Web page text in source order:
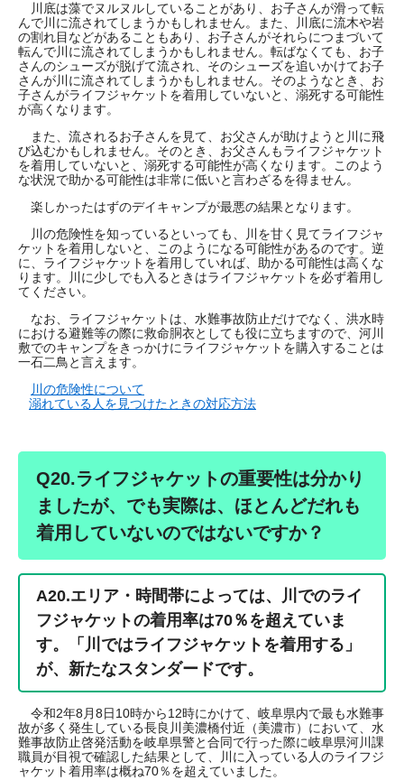
川底は藻でヌルヌルしていることがあり、お子さんが滑って転
んで川に流されてしまうかもしれません。また、川底に流木や岩
の割れ目などがあることもあり、お子さんがそれらにつまづいて
転んで川に流されてしまうかもしれません。転ばなくても、お子
さんのシューズが脱げて流され、そのシューズを追いかけてお子
さんが川に流されてしまうかもしれません。そのようなとき、お
子さんがライフジャケットを着用していないと、溺死する可能性
が高くなります。
また、流されるお子さんを見て、お父さんが助けようと川に飛
び込むかもしれません。そのとき、お父さんもライフジャケット
を着用していないと、溺死する可能性が高くなります。このよう
な状況で助かる可能性は非常に低いと言わざるを得ません。
楽しかったはずのデイキャンプが最悪の結果となります。
川の危険性を知っているといっても、川を甘く見てライフジャ
ケットを着用しないと、このようになる可能性があるのです。逆
に、ライフジャケットを着用していれば、助かる可能性は高くな
ります。川に少しでも入るときはライフジャケットを必ず着用し
てください。
なお、ライフジャケットは、水難事故防止だけでなく、洪水時
における避難等の際に救命胴衣としても役に立ちますので、河川
敷でのキャンプをきっかけにライフジャケットを購入することは
一石二鳥と言えます。
川の危険性について
溺れている人を見つけたときの対応方法
Q20.ライフジャケットの重要性は分かり
ましたが、でも実際は、ほとんどだれも
着用していないのではないですか？
A20.エリア・時間帯によっては、川でのライ
フジャケットの着用率は70％を超えていま
す。
「川ではライフジャケットを着用する」
が、新たなスタンダードです。
令和2年8月8日10時から12時にかけて、岐阜県内で最も水難事
故が多く発生している長良川美濃橋付近（美濃市）において、水
難事故防止啓発活動を岐阜県警と合同で行った際に岐阜県河川課
職員が目視で確認した結果として、川に入っている人のライフジ
ャケット着用率は概ね70％を超えていました。